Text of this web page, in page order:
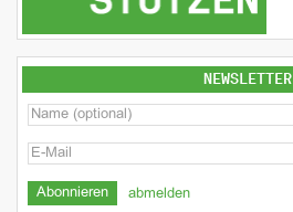
NEWSLETTER
abmelden